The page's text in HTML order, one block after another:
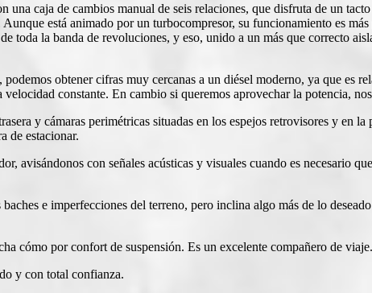
caja de cambios manual de seis relaciones, que disfruta de un
está animado por un turbocompresor, su funcionamiento es
toda la banda de revoluciones, y eso, unido a un más que correcto
obtener cifras muy cercanas a un diésel moderno, ya que es
constante. En cambio si queremos aprovechar la potencia,
y cámaras perimétricas situadas en los espejos retrovisores y en
de estacionar.
avisándonos con señales acústicas y visuales cuando es necesario
e imperfecciones del terreno, pero inclina algo más de lo
cómo por confort de suspensión. Es un excelente compañero de viaje.
y con total confianza.